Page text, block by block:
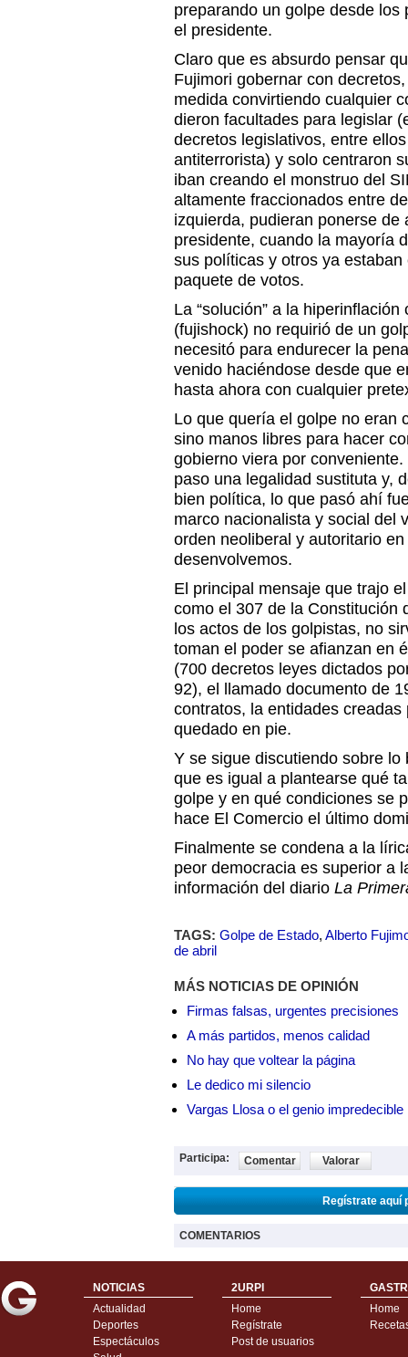
preparando un golpe desde
el presidente.
Claro que es absurdo pensar
Fujimori gobernar con
medida convirtiendo cualquier
dieron facultades para legislar
decretos legislativos, entre
antiterrorista) y solo centraron
iban creando el monstruo del
altamente fraccionados entre
izquierda, pudieran ponerse de
presidente, cuando la mayoría
sus políticas y otros ya
paquete de votos.
La “solución” a la
(fujishock) no requirió de un
necesitó para endurecer la
venido haciéndose desde que
hasta ahora con cualquier
Lo que quería el golpe no eran
sino manos libres para hacer
gobierno viera por
paso una legalidad sustituta y,
bien política, lo que pasó ahí
marco nacionalista y social del
orden neoliberal y autoritario
desenvolvemos.
El principal mensaje que trajo
como el 307 de la Constitución
los actos de los golpistas, no
toman el poder se afianzan en
(700 decretos leyes dictados
92), el llamado documento de
contratos, la entidades
quedado en pie.
Y se sigue discutiendo sobre
que es igual a plantearse qué
golpe y en qué condiciones se
hace El Comercio el último
Finalmente se condena a la
peor democracia es superior a
información del diario La
TAGS: Golpe de Estado, Alberto
de abril
MÁS NOTICIAS DE OPINIÓN
Firmas falsas, urgentes precisiones
A más partidos, menos calidad
No hay que voltear la página
Le dedico mi silencio
Vargas Llosa o el genio impredecible
Participa: Comentar Valorar
Regístrate aquí
COMENTARIOS
NOTICIAS
Actualidad
Deportes
Espectáculos
2URPI
Home
Regístrate
Post de usuarios
Home